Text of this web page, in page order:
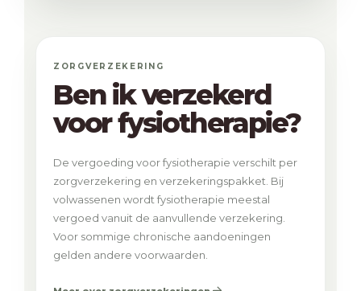
ZORGVERZEKERING
Ben ik verzekerd
voor fysiotherapie?
De vergoeding voor fysiotherapie verschilt per
zorgverzekering en verzekeringspakket. Bij
volwassenen wordt fysiotherapie meestal
vergoed vanuit de aanvullende verzekering.
Voor sommige chronische aandoeningen
gelden andere voorwaarden.